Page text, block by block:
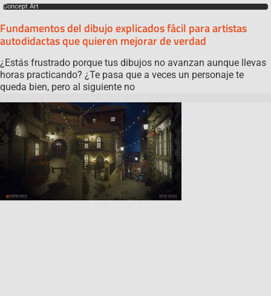
Concept Art
Fundamentos del dibujo explicados fácil para artistas
autodidactas que quieren mejorar de verdad
¿Estás frustrado porque tus dibujos no avanzan aunque llevas
horas practicando? ¿Te pasa que a veces un personaje te
queda bien, pero al siguiente no